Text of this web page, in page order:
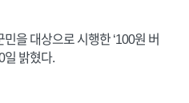
을 대상으로 시행한 ‘100원 버
일 밝혔다.